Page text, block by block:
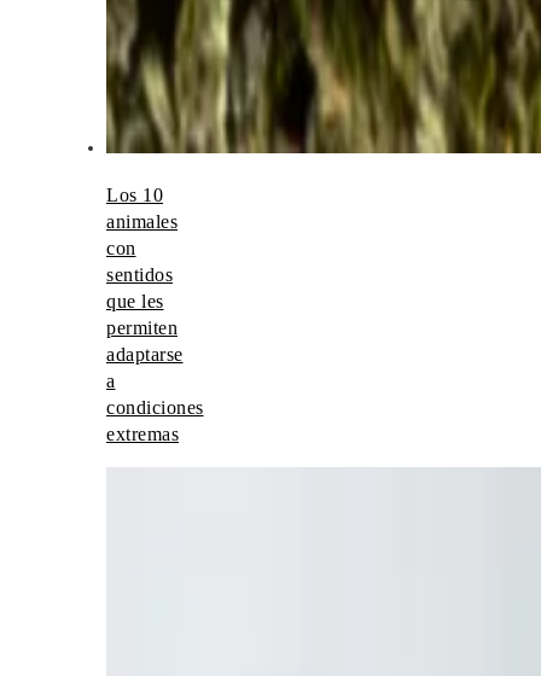
Los 10
animales
con
sentidos
que les
permiten
adaptarse
a
condiciones
extremas